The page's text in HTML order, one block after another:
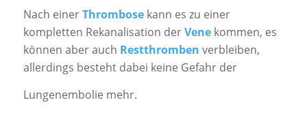
Nach einerThrombosekann es zu einer
kompletten Rekanalisation derVenekommen, es
können aber auch Restthromben verbleiben,
allerdings besteht dabei keine Gefahr der
Lungenembolie mehr.